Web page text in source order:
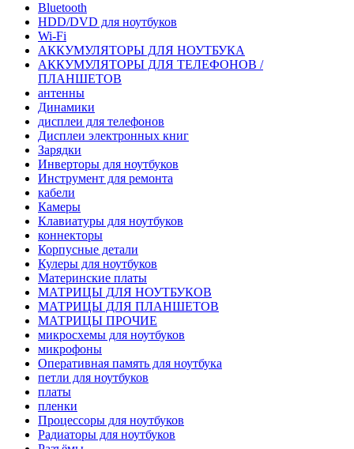
Bluetooth
HDD/DVD для ноутбуков
Wi-Fi
АККУМУЛЯТОРЫ ДЛЯ НОУТБУКА
АККУМУЛЯТОРЫ ДЛЯ ТЕЛЕФОНОВ /
ПЛАНШЕТОВ
антенны
Динамики
дисплеи для телефонов
Дисплеи электронных книг
Зарядки
Инверторы для ноутбуков
Инструмент для ремонта
кабели
Камеры
Клавиатуры для ноутбуков
коннекторы
Корпусные детали
Кулеры для ноутбуков
Материнские платы
МАТРИЦЫ ДЛЯ НОУТБУКОВ
МАТРИЦЫ ДЛЯ ПЛАНШЕТОВ
МАТРИЦЫ ПРОЧИЕ
микросхемы для ноутбуков
микрофоны
Оперативная память для ноутбука
петли для ноутбуков
платы
пленки
Процессоры для ноутбуков
Радиаторы для ноутбуков